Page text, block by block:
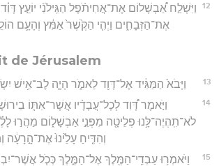
12
וַיִּשְׁלַ֣ח אַ֠בְשָׁלוֹם אֶת־אֲחִיתֹ֨פֶל הַגִּֽילֹנִ֜י יוֹעֵ֣ץ
אֶת־הַזְּבָחִ֑ים וַיְהִ֤י הַקֶּ֙שֶׁר֙ אַמִּ֔ץ וְהָעָ֛ם
de Jérusalem
13 וַיָּבֹא֙ הַמַּגִּ֔יד אֶל־דָּוִ֖ד לֵאמֹ֑ר הָיָ֛ה לֶב־אִ֥ישׁ
14
וַיֹּ֣אמֶר דָּ֠וִד לְכָל־עֲבָדָ֨יו אֲשֶׁר־אִתּ֤וֹ
לֹא־תִֽהְיֶה־לָּ֥נוּ פְלֵיטָ֖ה מִפְּנֵ֣י אַבְשָׁל֑וֹם מַהֲר֣וּ
וְהִדִּ֤יחַ עָלֵ֙ינוּ֙ אֶת־הָ֣רָעָ֔ה
15
וַיֹּאמְר֥וּ עַבְדֵֽי־הַמֶּ֖לֶךְ אֶל־הַמֶּ֑לֶךְ כְּכֹ֧ל